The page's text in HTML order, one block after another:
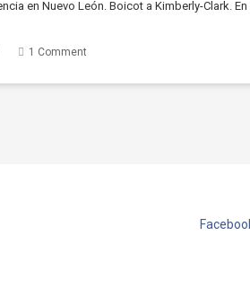
en Nuevo León. Boicot a Kimberly-Clark.
1 Comment